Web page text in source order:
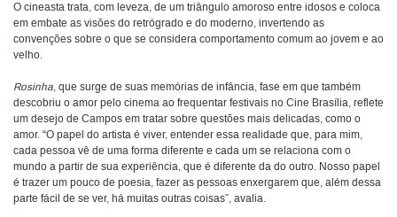
O cineasta trata, com leveza, de um triângulo amoroso entre idosos e coloca
em embate as visões do retrógrado e do moderno, invertendo as
convenções sobre o que se considera comportamento comum ao jovem e ao
velho.
Rosinha, que surge de suas memórias de infância, fase em que também
descobriu o amor pelo cinema ao frequentar festivais no Cine Brasília, reflete
um desejo de Campos em tratar sobre questões mais delicadas, como o
amor. “O papel do artista é viver, entender essa realidade que, para mim,
cada pessoa vê de uma forma diferente e cada um se relaciona com o
mundo a partir de sua experiência, que é diferente da do outro. Nosso papel
é trazer um pouco de poesia, fazer as pessoas enxergarem que, além dessa
parte fácil de se ver, há muitas outras coisas”, avalia.